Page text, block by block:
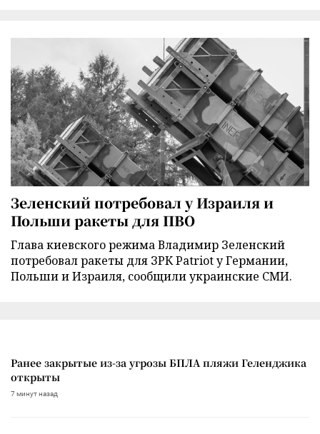
Зеленский потребовал у Израиля и
Польши ракеты для ПВО
Глава киевского режима Владимир Зеленский
потребовал ракеты для ЗРК Patriot у Германии,
Польши и Израиля, сообщили украинские СМИ.
Ранее закрытые из-за угрозы БПЛА пляжи Геленджика
открыты
7 минут назад